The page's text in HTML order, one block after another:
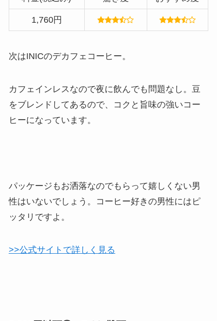
1,760円
次はINICのデカフェコーヒー。
カフェインレスなので夜に飲んでも問題なし。豆
をブレンドしてあるので、コクと旨味の強いコー
ヒーになっています。
パッケージもお洒落なのでもらって嬉しくない男
性はいないでしょう。コーヒー好きの男性にはピ
ッタリですよ。
>>公式サイトで詳しく見る